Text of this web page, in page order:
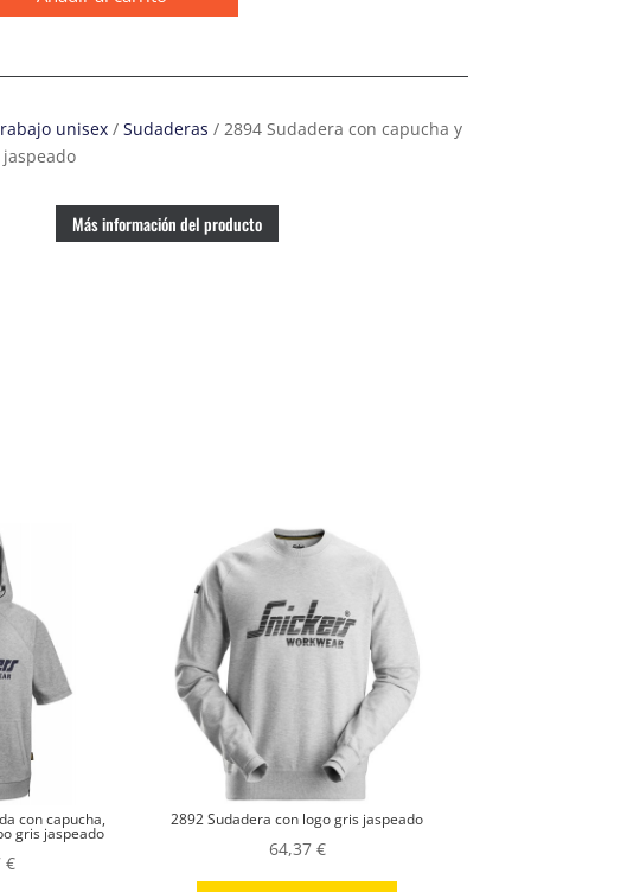
unisex/ Sudaderas / 2894 Sudadera con capucha y
Más información del producto
con capucha,
gris jaspeado
€
2892 Sudadera con logo gris jaspeado
64,37 €
Este